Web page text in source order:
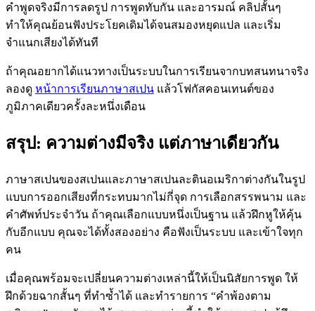
คำพูดจริงมีการลดรูป การพูดทับกัน และอารมณ์ คลิปสั้นๆ
ทำให้คุณย้อนฟังประโยคเดิมได้จนสมองหยุดแปล และเริ่ม
จำแนกเสียงได้ทันที
ถ้าคุณอยากได้แนวทางเป็นระบบในการเรียนจากบทสนทนาจริง
ลองดู หน้าการเรียนภาษาสเปน แล้วโฟกัสคอนเทนต์ของ
ภูมิภาคเดียวครั้งละหนึ่งเดือน
สรุป: ความต่างมีจริง แต่ภาษาเดียวกัน
ภาษาสเปนของสเปนและภาษาสเปนละตินอเมริกาต่างกันในรูป
แบบการออกเสียงที่กระทบมากไม่กี่จุด การเลือกสรรพนาม และ
คำศัพท์ประจำวัน ถ้าคุณเลือกแบบหนึ่งเป็นฐาน แล้วฝึกหูให้คุ้น
กับอีกแบบ คุณจะได้ทั้งสองอย่าง คือฟังเป็นระบบ และเข้าใจทุก
คน
เมื่อคุณพร้อมจะเปลี่ยนความต่างเหล่านี้ให้เป็นนิสัยการพูด ให้
ฝึกด้วยฉากสั้นๆ ที่ทำซ้ำได้ และทำรายการ “คำพ้องตาม